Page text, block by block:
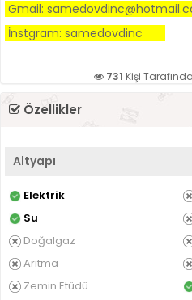
Gmail:
İnstgram: samedovdinc
731 Kişi
Özellikler
Altyapı
Elektrik
Su
Doğalgaz
Arıtma
Zemin Etüdü